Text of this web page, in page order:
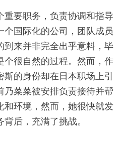
要职务，负责协调和指导
国际化的公司，团队成员
到来并非完全出乎意料，毕
个很自然的过程。然而，作
的身份却在日本职场上引
菜菜被安排负责接待并帮
和环境，然而，她很快就发
后，充满了挑战。